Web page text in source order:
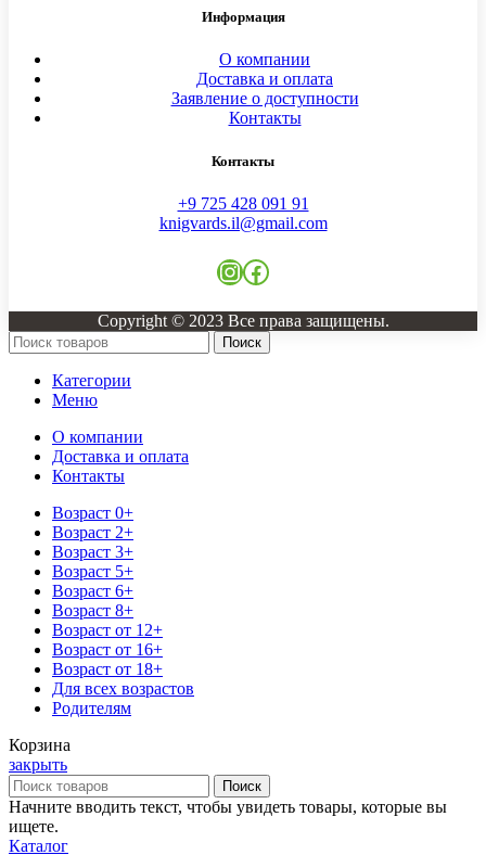
Информация
О компании
Доставка и оплата
Заявление о доступности
Контакты
Контакты
+9 725 428 091 91
knigvards.il@gmail.com
Instagram
Facebook
Copyright © 2023 Все права защищены.
Поиск
Категории
Меню
О компании
Доставка и оплата
Контакты
Возраст 0+
Возраст 2+
Возраст 3+
Возраст 5+
Возраст 6+
Возраст 8+
Возраст от 12+
Возраст от 16+
Возраст от 18+
Для всех возрастов
Родителям
Корзина
закрыть
Поиск
Начните вводить текст, чтобы увидеть товары, которые вы
ищете.
Каталог